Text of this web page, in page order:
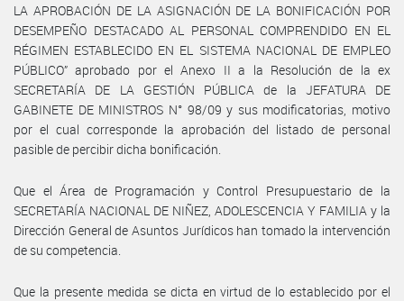
LA APROBACIÓN DE LA ASIGNACIÓN DE LA BONIFICACIÓN POR
DESEMPEÑO DESTACADO AL PERSONAL COMPRENDIDO EN EL
RÉGIMEN ESTABLECIDO EN EL SISTEMA NACIONAL DE EMPLEO
PÚBLICO” aprobado por el Anexo II a la Resolución de la ex
SECRETARÍA DE LA GESTIÓN PÚBLICA de la JEFATURA DE
GABINETE DE MINISTROS N° 98/09 y sus modificatorias, motivo
por el cual corresponde la aprobación del listado de personal
pasible de percibir dicha bonificación.
Que el Área de Programación y Control Presupuestario de la
SECRETARÍA NACIONAL DE NIÑEZ, ADOLESCENCIA Y FAMILIA y la
Dirección General de Asuntos Jurídicos han tomado la intervención
de su competencia.
Que la presente medida se dicta en virtud de lo establecido por el